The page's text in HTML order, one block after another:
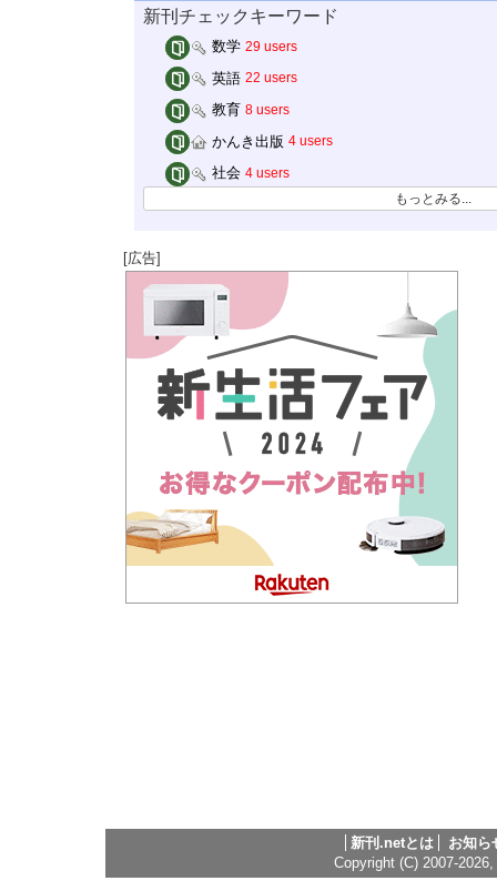
新刊チェックキーワード
数学 29 users
英語 22 users
教育 8 users
かんき出版 4 users
社会 4 users
もっとみる...
[広告]
新刊.netとは
お知ら
Copyright (C) 2007-2026,